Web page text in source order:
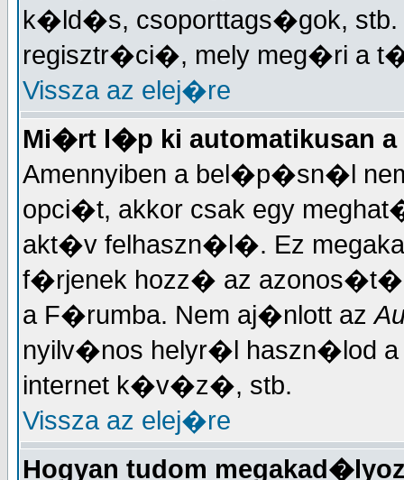
k�ld�s, csoporttags�gok,
regisztr�ci�, mely meg�ri a
Vissza az elej�re
Mi�rt l�p ki automatikusan
Amennyiben a bel�p�sn�l
opci�t, akkor csak egy
akt�v felhaszn�l�. Ez
f�rjenek hozz� az
a F�rumba. Nem aj�nlott az
nyilv�nos helyr�l haszn�lod
internet k�v�z�, stb.
Vissza az elej�re
Hogyan tudom